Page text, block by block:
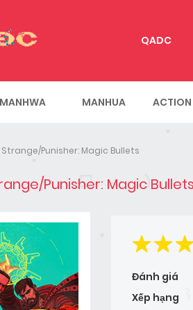
QADC
MANHWA MANHUA ACTION
Punisher: Magic Bullets
Punisher: Magic Bullets
Đánh giá
Xếp hạng